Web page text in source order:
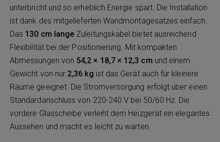
unterbricht und so erheblich Energie spart. Die Installation
ist dank des mitgelieferten Wandmontagesatzes einfach.
Das 130 cm lange Zuleitungskabel bietet ausreichend
Flexibilität bei der Positionierung. Mit kompakten
Abmessungen von 54,2 × 18,7 × 12,3 cm und einem
Gewicht von nur 2,36 kg ist das Gerät auch für kleinere
Räume geeignet. Die Stromversorgung erfolgt über einen
Standardanschluss von 220-240 V bei 50/60 Hz. Die
vordere Glasscheibe verleiht dem Heizgerät ein elegantes
Aussehen und macht es leicht zu warten.